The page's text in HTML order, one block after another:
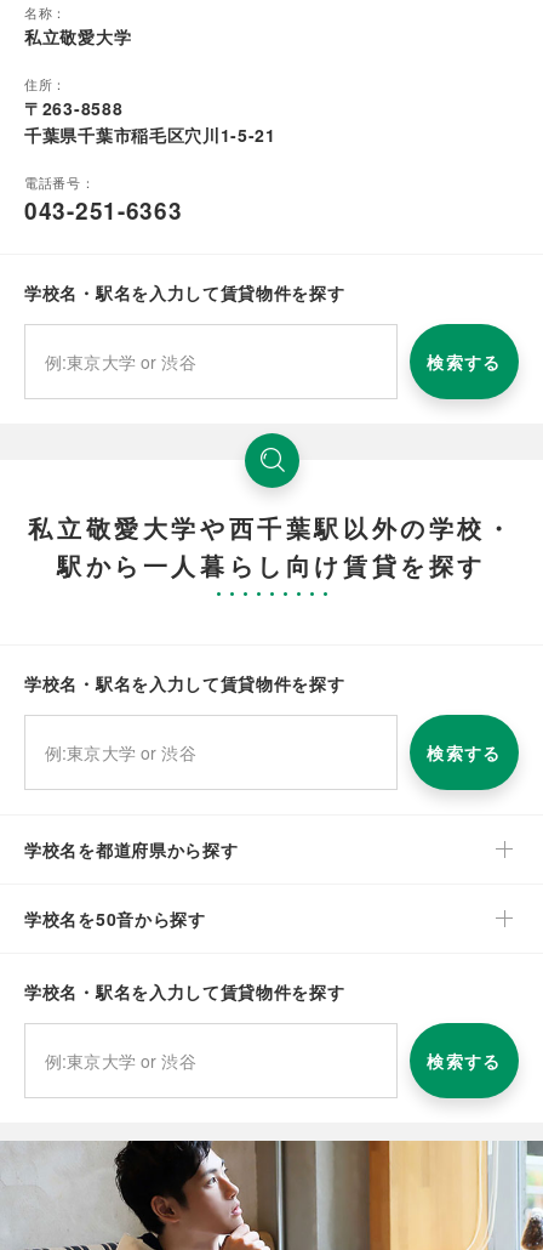
名称：
私立敬愛大学
住所：
〒263-8588
千葉県千葉市稲毛区穴川1-5-21
電話番号：
043-251-6363
学校名・駅名を入力して賃貸物件を探す
検索する
私立敬愛大学や西千葉駅以外の学校・
駅から一人暮らし向け賃貸を探す
学校名・駅名を入力して賃貸物件を探す
検索する
学校名を都道府県から探す
学校名を50音から探す
学校名・駅名を入力して賃貸物件を探す
検索する